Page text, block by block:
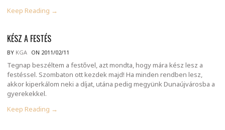
Keep Reading →
KÉSZ A FESTÉS
BY KGA ON 2011/02/11
Tegnap beszéltem a festővel, azt mondta, hogy mára kész lesz a
festéssel. Szombaton ott kezdek majd! Ha minden rendben lesz,
akkor kiperkálom neki a díjat, utána pedig megyünk Dunaújvárosba a
gyerekekkel.
Keep Reading →